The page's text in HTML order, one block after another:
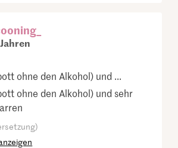
ohne den Alkohol) und ...
ohne den Alkohol) und sehr